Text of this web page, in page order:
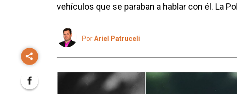
vehículos que se paraban a hablar con él. La
PorAriel Patruceli